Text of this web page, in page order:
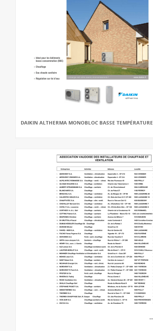
DAIKIN ALTHERMA MONOBLOC BASSE TEMPÉRATURE